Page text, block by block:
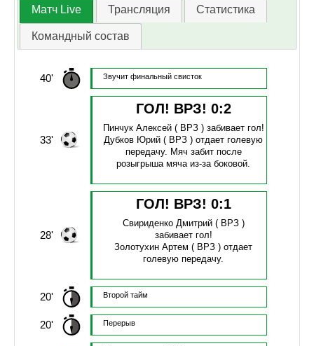
Матч Live Трансляция Статистика
Командный состав
40' Звучит финальный свисток
33'
ГОЛ! ВРЗ! 0:2
Пинчук Алексей( ВРЗ ) забивает гол!
Дубков Юрий ( ВРЗ )отдает голевую
передачу. Мяч забит после
розыгрыша мяча из-за боковой.
28'
ГОЛ! ВРЗ! 0:1
Свириденко Дмитрий( ВРЗ )
забивает гол!
Золотухин Артем ( ВРЗ )отдает
голевую передачу.
20' Второй тайм
20' Перерыв